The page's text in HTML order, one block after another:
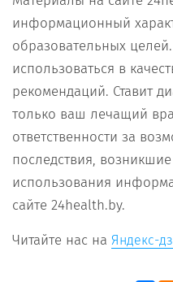
информационный
образовательных
использоваться в
рекомендаций. Ставит
только ваш лечащий
ответственности за
последствия, возникшие
использования
сайте 24health.by.
Читайте нас на Яндекс-